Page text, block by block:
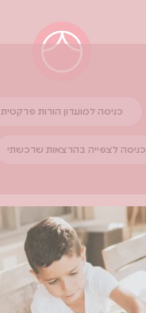
כניסה למועדון הורות פרקטית
כניסה לצפייה בהרצאות שרכשתי